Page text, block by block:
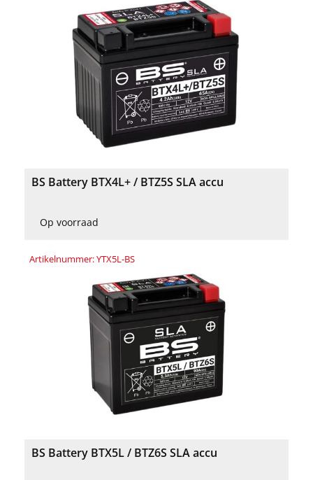
BS Battery BTX4L+ / BTZ5S SLA accu
Op voorraad
Artikelnummer: YTX5L-BS
BS Battery BTX5L / BTZ6S SLA accu